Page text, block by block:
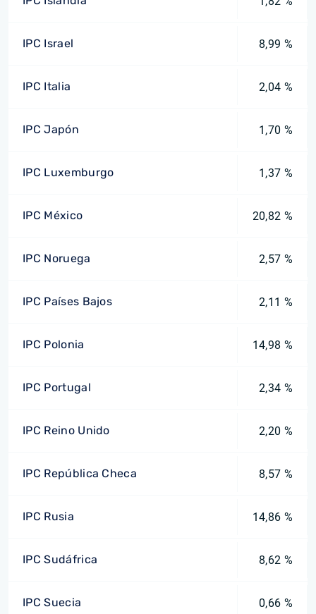
IPC Israel 8,99 %
IPC Italia 2,04 %
IPC Japón 1,70 %
IPC Luxemburgo 1,37 %
IPC México 20,82 %
IPC Noruega 2,57 %
IPC Países Bajos 2,11 %
IPC Polonia 14,98 %
IPC Portugal 2,34 %
IPC Reino Unido 2,20 %
IPC República Checa 8,57 %
IPC Rusia 14,86 %
IPC Sudáfrica 8,62 %
IPC Suecia 0,66 %